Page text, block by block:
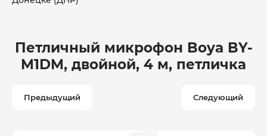
Петличный микрофон Boya BY-
M1DM, двойной, 4 м, петличка
Предыдущий Следующий